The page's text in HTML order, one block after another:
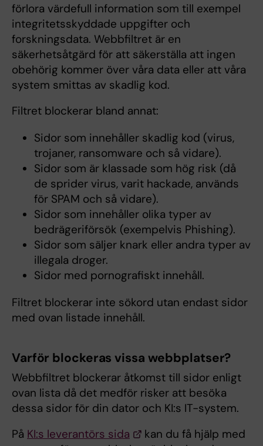
förlora värdefull information som till exempel
integritetsskyddade uppgifter och
forskningsdata. Webbfiltret är en
säkerhetsåtgärd för att säkerställa att ingen
obehörig kommer över våra data eller att våra
system smittas av skadlig kod.
Filtret blockerar bland annat:
Sidor som innehåller skadlig kod (virus,
trojaner, ransomware och så vidare).
Sidor som är klassade som hög risk (då
de sprider virus, varit hackade, används
för SPAM och så vidare).
Sidor som innehåller olika typer av
bedrägeriförsök (exempelvis Phishing).
Sidor som säljer knark eller andra typer av
illegala droger.
Sidor med pornografiskt innehåll.
Filtret blockerar inte sökord utan endast sidor
med ovan listade innehåll.
Varför blockeras vissa webbplatser?
Webbfiltret blockerar åtkomst till sidor enligt
ovan lista då det medför risker att besöka
dessa sidor för din dator och KI:s IT-system.
På KI:s leverantörs sida
kan du få hjälp med